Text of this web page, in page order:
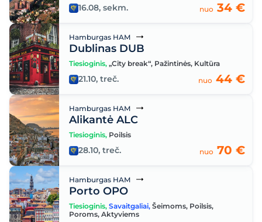
16.08, sekm. nuo 34 €
Hamburgas HAM
Dublinas DUB
Tiesioginis, „City break“, Pažintinės, Kultūra
21.10, treč. nuo 44 €
Hamburgas HAM
Alikantė ALC
Tiesioginis, Poilsis
28.10, treč. nuo 70 €
Hamburgas HAM
Porto OPO
Tiesioginis, Savaitgaliai, Šeimoms, Poilsis,
Poroms, Aktyviems